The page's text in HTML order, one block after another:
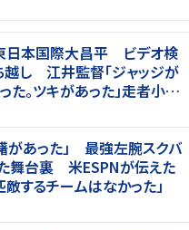
日本国際大昌平 ビデオ検
し 江井監督「ジャッジが
た。ツキがあった」走者小内
になってくれと」
があった」 最強左腕スクバ
舞台裏 米ESPNが伝えた
するチームはなかった」